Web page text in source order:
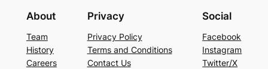
About
Team
History
Careers
Privacy
Privacy Policy
Terms and Conditions
Contact Us
Social
Facebook
Instagram
Twitter/X